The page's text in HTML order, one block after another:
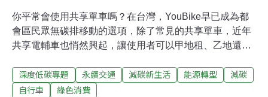
你平常會使用共享單車嗎？在台灣，YouBike早已成為都
會區民眾無碳排移動的選項，除了常見的共享單車，近年
共享電輔車也悄然興起，讓使用者可以甲地租、乙地還，
輔車品牌營運。街頭上違停、隨意傾倒的車輛，2017年標
榜隨借隨還、無樁式共享單車的oBike，進軍台灣後話題
深度低碳專題 永續交通 減碳新生活 能源轉型
減碳
自行車
綠色消費